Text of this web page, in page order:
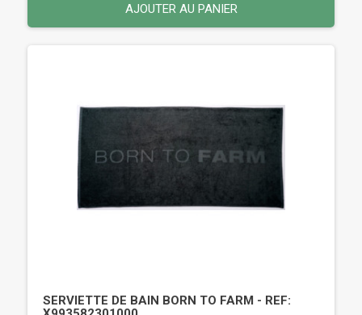
AJOUTER AU PANIER
SERVIETTE DE BAIN BORN TO FARM - REF: